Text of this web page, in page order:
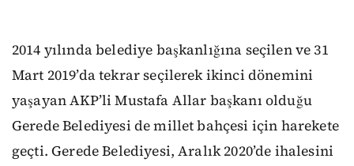
2014 yılında belediye başkanlığına seçilen ve 31
Mart 2019’da tekrar seçilerek ikinci dönemini
yaşayan AKP’li Mustafa Allar başkanı olduğu
Gerede Belediyesi de millet bahçesi için harekete
geçti. Gerede Belediyesi, Aralık 2020’de ihalesini